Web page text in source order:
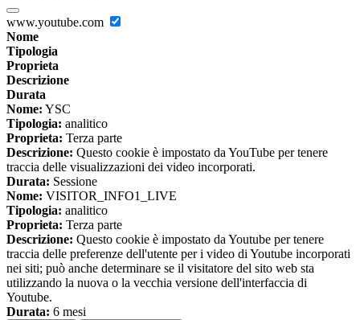
www.youtube.com
Nome
Tipologia
Proprieta
Descrizione
Durata
Nome: YSC
Tipologia: analitico
Proprieta: Terza parte
Descrizione: Questo cookie è impostato da YouTube per tenere
traccia delle visualizzazioni dei video incorporati.
Durata: Sessione
Nome: VISITOR_INFO1_LIVE
Tipologia: analitico
Proprieta: Terza parte
Descrizione: Questo cookie è impostato da Youtube per tenere
traccia delle preferenze dell'utente per i video di Youtube incorporati
nei siti; può anche determinare se il visitatore del sito web sta
utilizzando la nuova o la vecchia versione dell'interfaccia di
Youtube.
Durata: 6 mesi